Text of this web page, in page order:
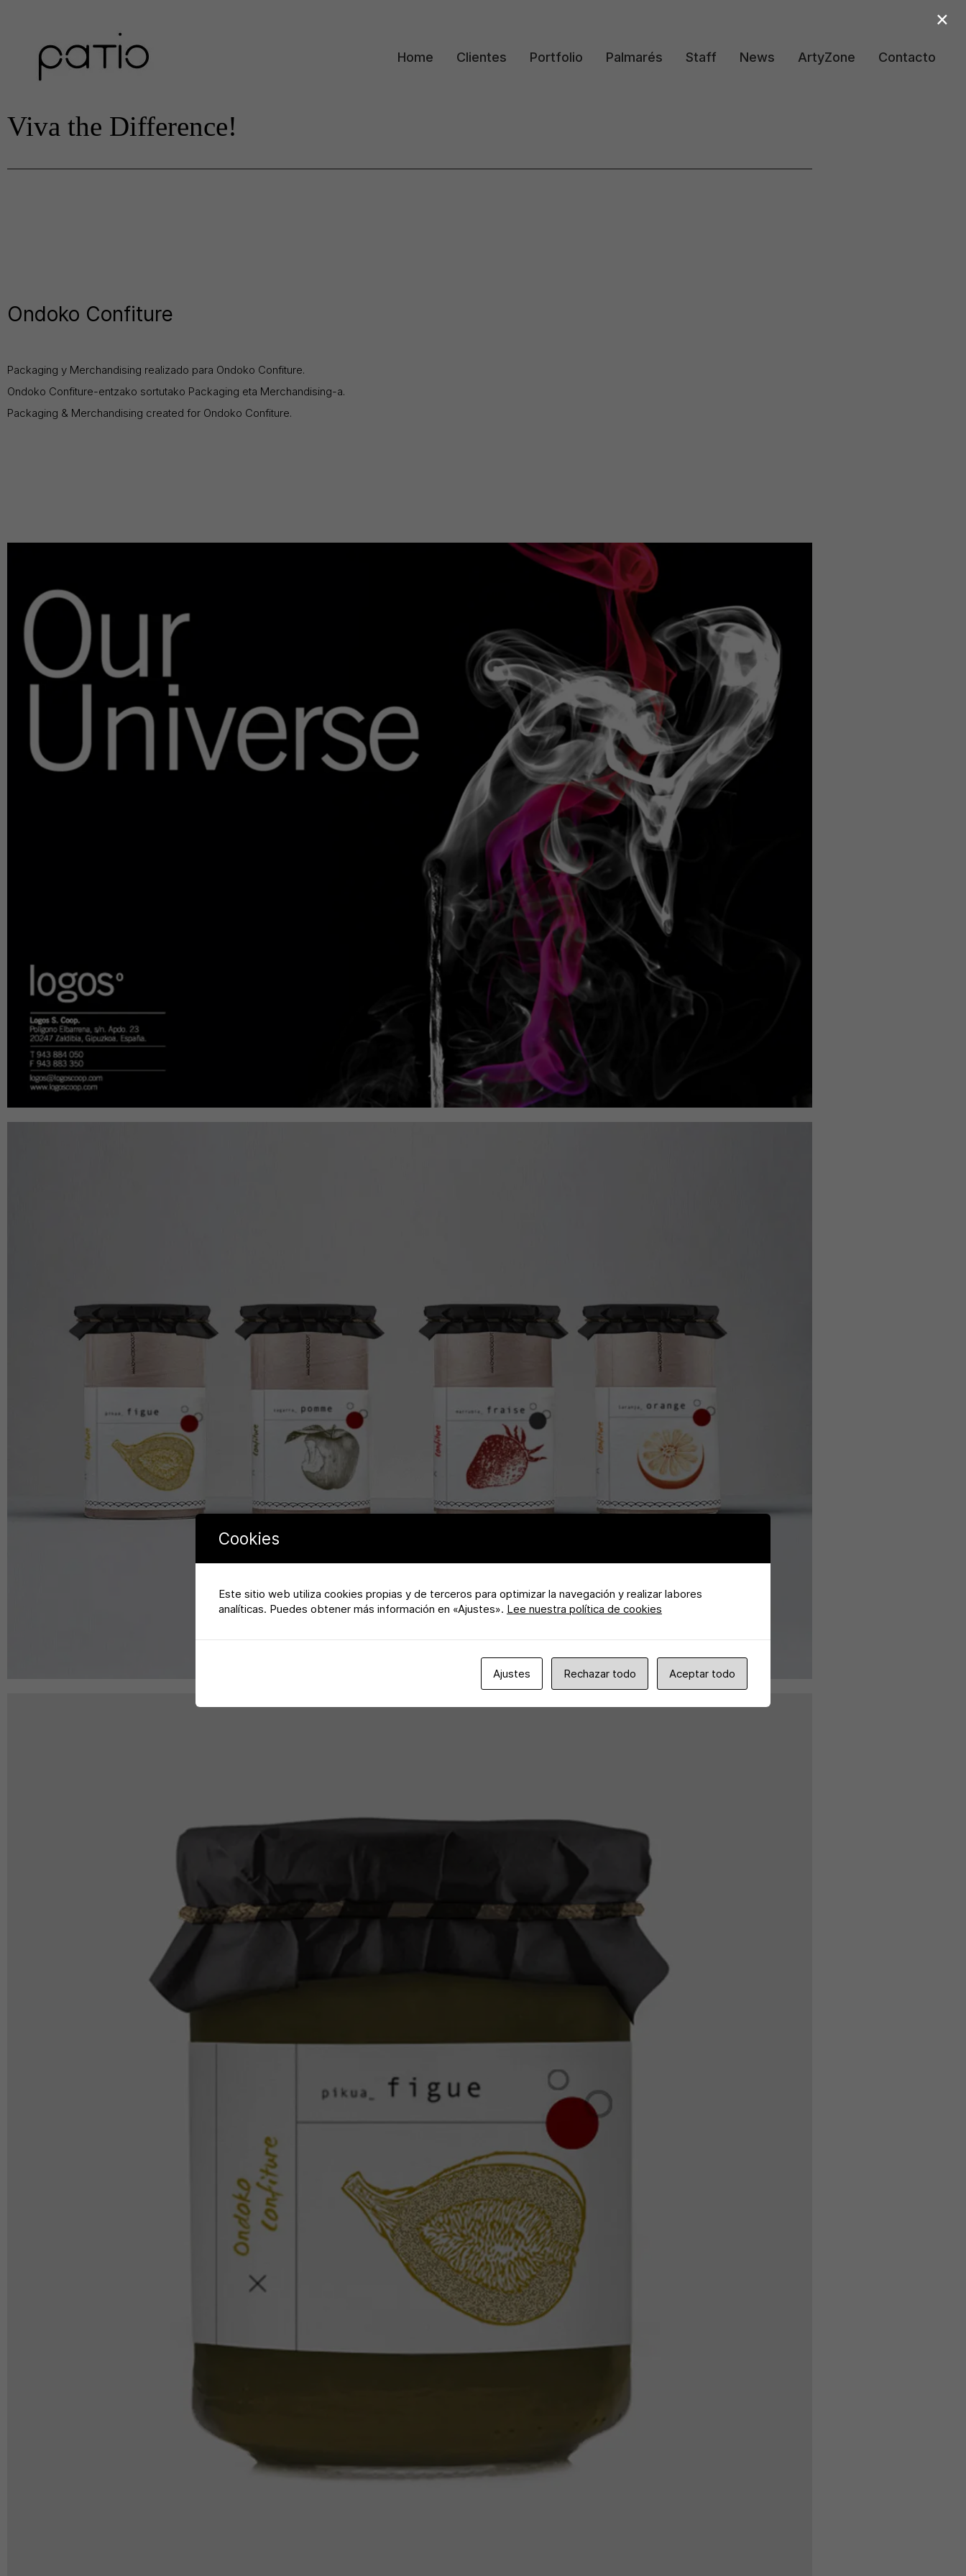
Home Clientes Portfolio Palmarés Staff News ArtyZone Contacto
Viva the Difference!
Ondoko Confiture
Packaging y Merchandising realizado para Ondoko Confiture.
Ondoko Confiture-entzako sortutako Packaging eta Merchandising-a.
Packaging & Merchandising created for Ondoko Confiture.
×
Cookies
Este sitio web utiliza cookies propias y de terceros para optimizar la navegación y realizar labores
analíticas. Puedes obtener más información en «Ajustes». Lee nuestra política de cookies
Ajustes Rechazar todo Aceptar todo